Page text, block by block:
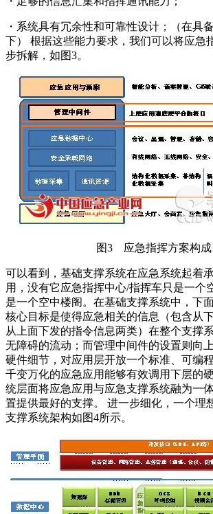
・系统具有冗余性和可靠性设计；（在具
下） 根据这些能力要求，我们可以将应急
步拆解，如图3。
图3 应急指挥方案构成
可以看到，基础支撑系统在应急系统起着
用，没有它应急指挥中心/指挥车只是一个
是一个空中楼阁。在基础支撑系统中，下
核心目标是使得应急相关的信息（包含从
从上面下发的指令信息两类）在整个支撑
无障碍的流动；而管理中间件的设置则向
硬件细节，对应用层开放一个标准、可编
千变万化的应急应用能够有效调用下层的
统层面将应急应用与应急支撑系统融为一
置提供最好的支撑。 进一步细化，一个理
支撑系统架构如图4所示。